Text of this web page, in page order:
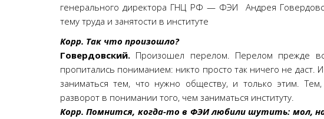
генерального директора ГНЦ РФ — ФЭИ Андрея
тему труда и занятости в институте
Корр. Так что произошло?
Говердовский. Произошел перелом. Перелом прежде
пропитались пониманием: никто просто так ничего не даст.
заниматься тем, что нужно обществу, и только этим.
разворот в понимании того, чем заниматься институту.
Корр. Помнится, когда-то в ФЭИ любили шутить: мол,